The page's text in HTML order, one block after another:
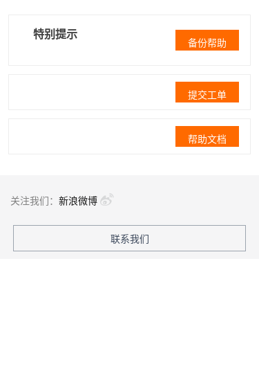
特别提示
备份帮助
提交工单
帮助文档